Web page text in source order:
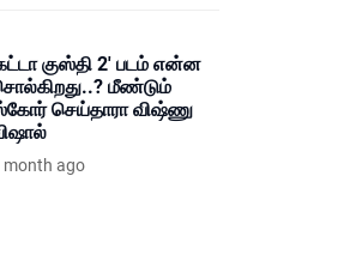
குஸ்தி 2' படம் என்ன
மீண்டும்
செய்தாரா விஷ்ணு
month ago